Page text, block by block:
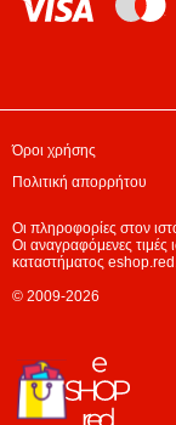
Όροι χρήσης
Πολιτική απορρήτου
Οι πληροφορίες στον
Οι αναγραφόμενες τιμές
καταστήματος
© 2009-2026